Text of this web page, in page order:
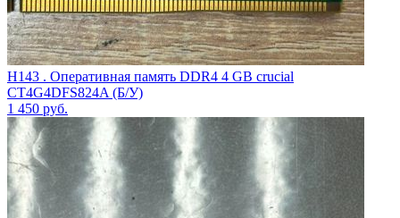
H143 . Оперативная память DDR4 4 GB crucial
CT4G4DFS824A (Б/У)
1 450 руб.